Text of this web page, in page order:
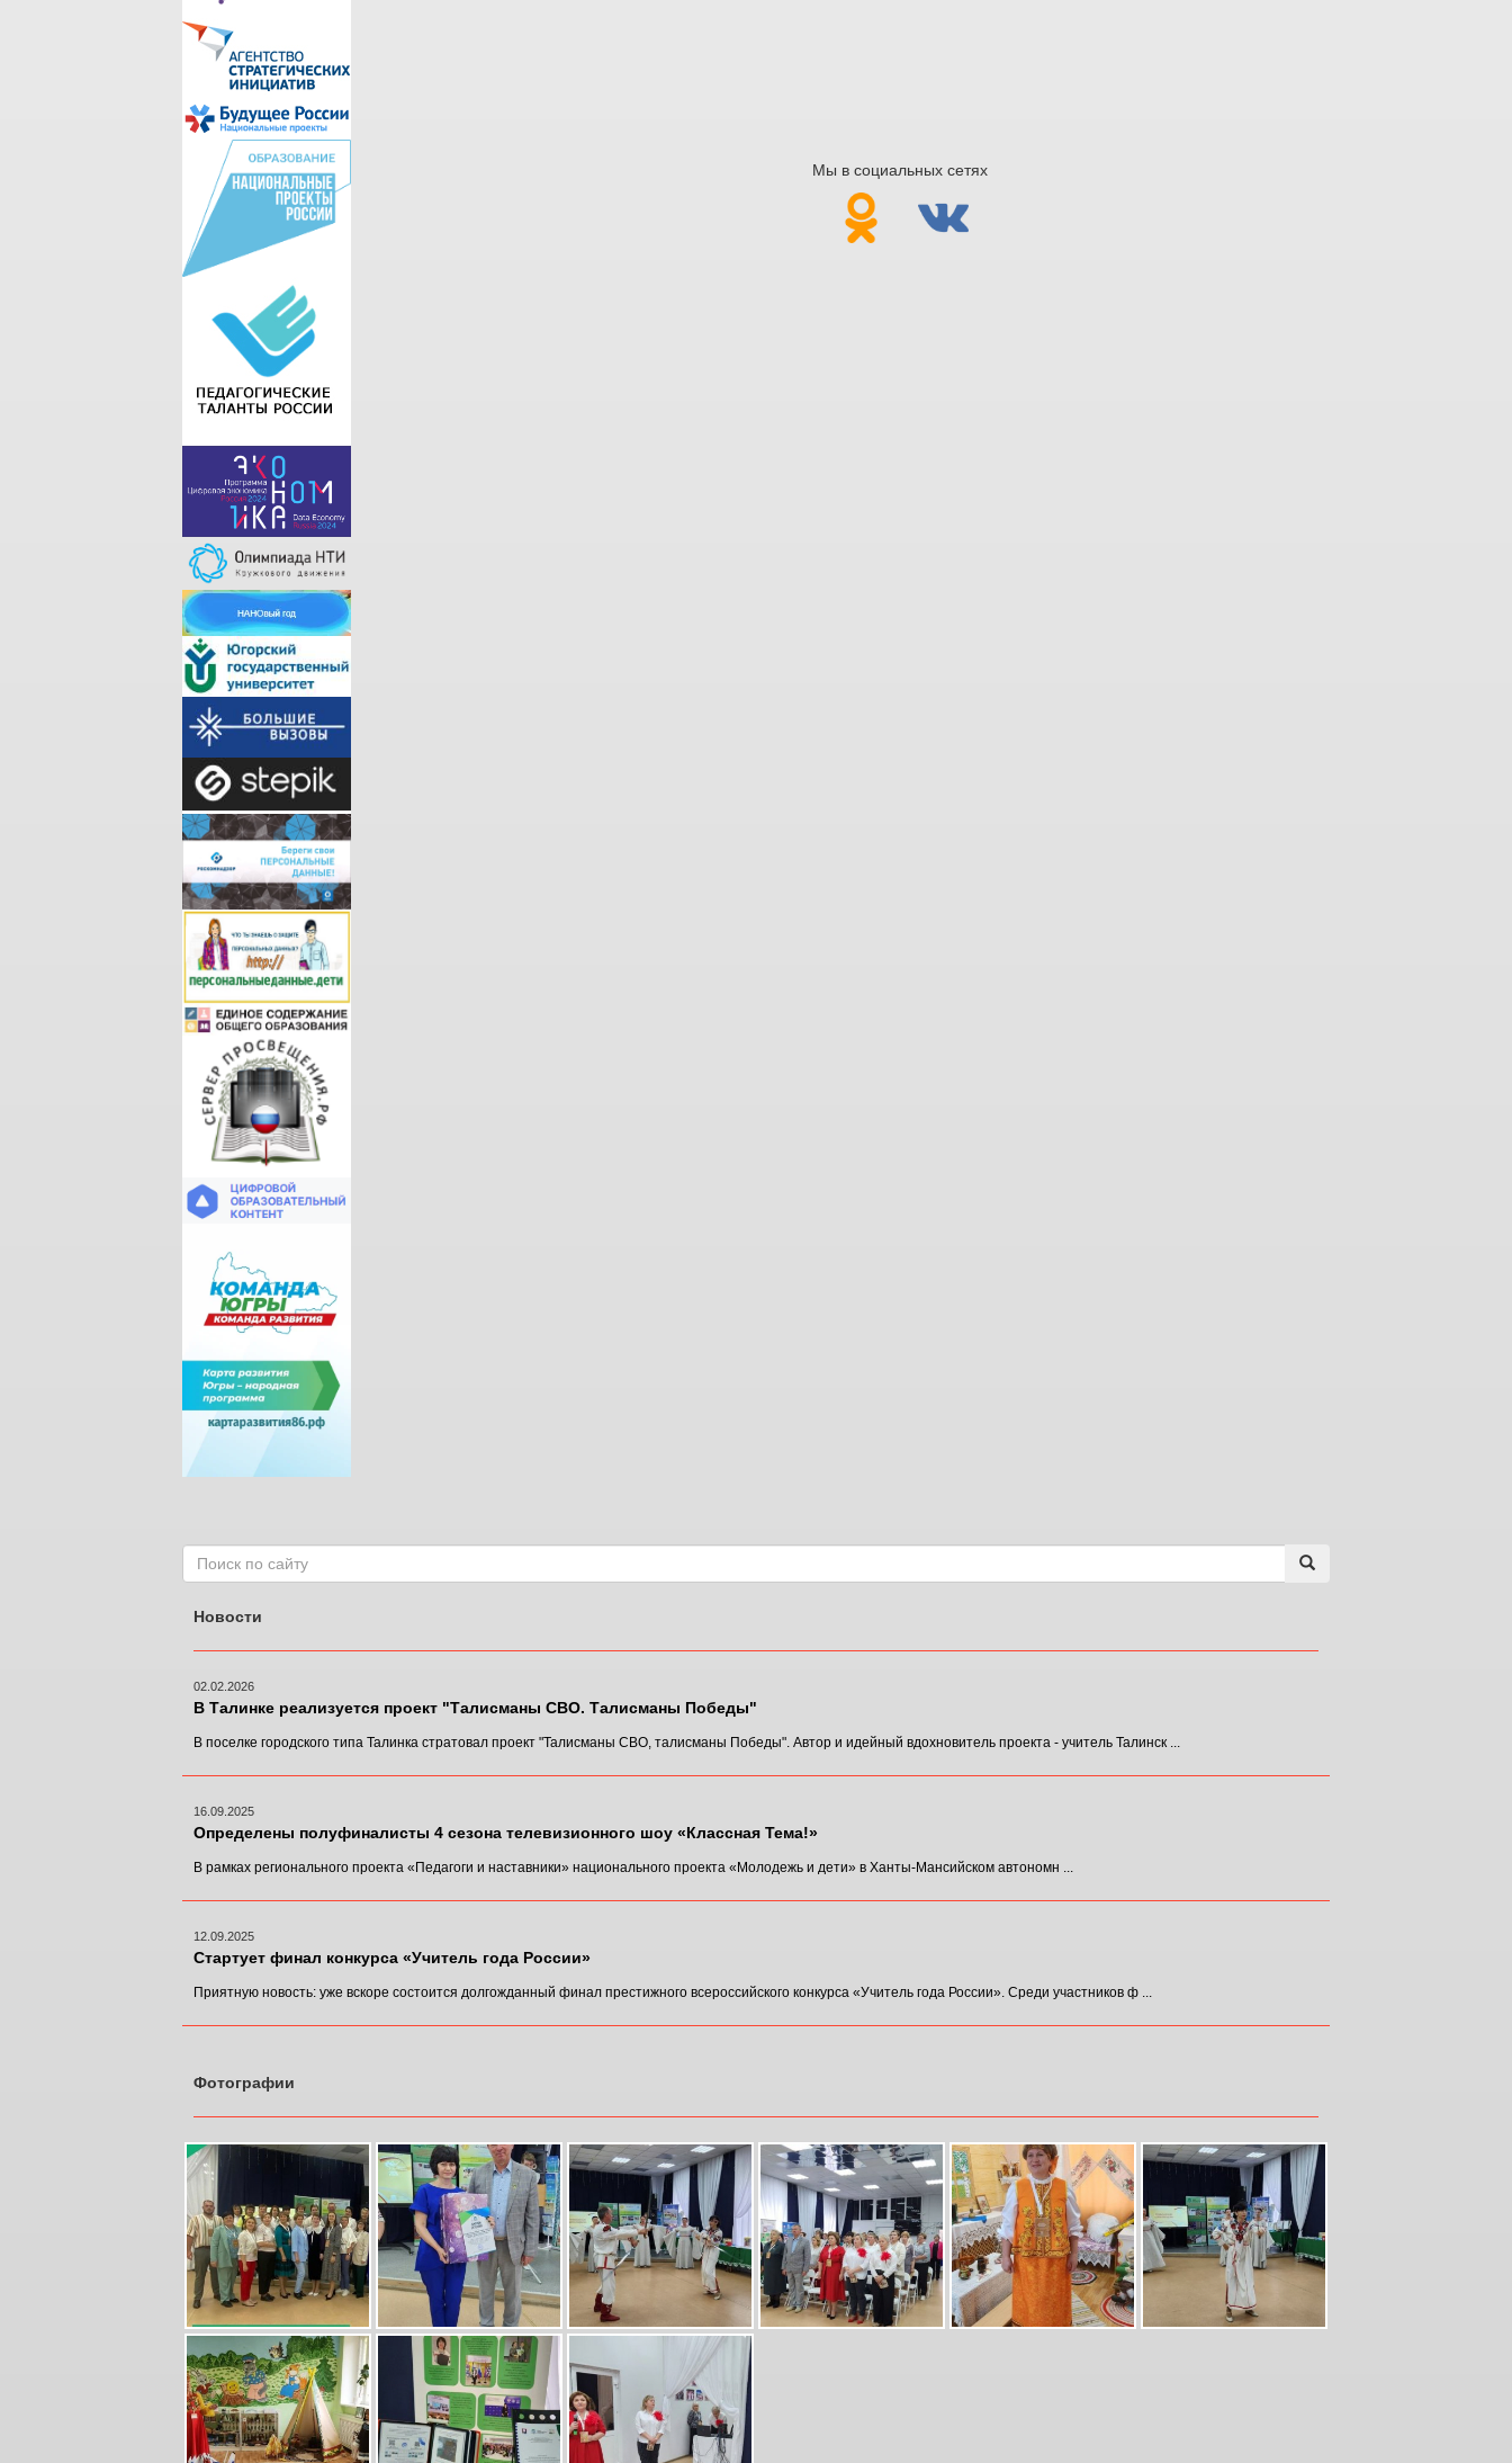
Мы в социальных сетях
Новости
02.02.2026
В Талинке реализуется проект "Талисманы СВО. Талисманы Победы"
В поселке городского типа Талинка стратовал проект "Талисманы СВО, талисманы Победы". Автор и идейный вдохновитель проекта - учитель Талинск ...
16.09.2025
Определены полуфиналисты 4 сезона телевизионного шоу «Классная Тема!»
В рамках регионального проекта «Педагоги и наставники» национального проекта «Молодежь и дети» в Ханты-Мансийском автономн ...
12.09.2025
Стартует финал конкурса «Учитель года России»
Приятную новость: уже вскоре состоится долгожданный финал престижного всероссийского конкурса «Учитель года России». Среди участников ф ...
Фотографии